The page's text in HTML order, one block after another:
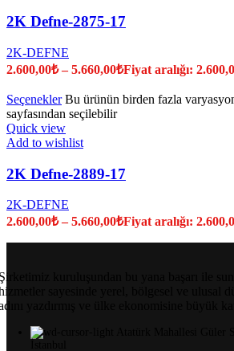
2K Defne-2875-17
2K-DEFNE
2.600,00₺ –5.660,00₺Fiyat aralığı:
Seçenekler Bu ürünün birden fazla
sayfasından seçilebilir
Quick view
Add to wishlist
2K Defne-2889-17
2K-DEFNE
2.600,00₺ –5.660,00₺Fiyat aralığı:
kuruluşundan bu yana başarı ile
sayesinde yerel, bölgesel ve ulusal
yazdırmış ve ülke ekonomisine büyük